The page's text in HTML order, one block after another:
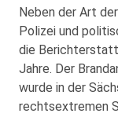
Neben der Art
Polizei und
die
Jahre. Der
wurde in der
rechtsextremen